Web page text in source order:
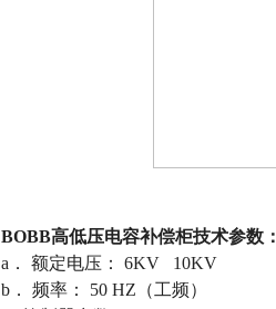
BOBB高低压电容补偿柜技术参数：
a． 额定电压： 6KV 10KV
b． 频率： 50 HZ（工频）